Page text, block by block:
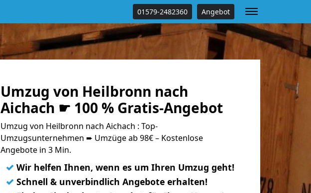
01579-2482360 Angebot
Umzug von Heilbronn nach
Aichach ☛ 100 % Gratis-Angebot
Umzug von Heilbronn nach Aichach : Top-
Umzugsunternehmen ➨ Umzüge ab 98€ – Kostenlose
Angebote in 3 Min.
✓ Wir helfen Ihnen, wenn es um Ihren Umzug geht!
✓ Schnell & unverbindlich Angebote erhalten!